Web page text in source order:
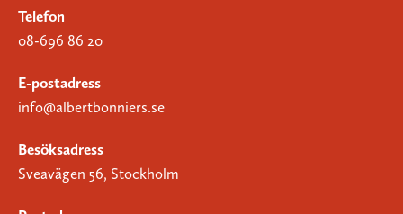
Telefon
08-696 86 20
E-postadress
info@albertbonniers.se
Besöksadress
Sveavägen 56, Stockholm